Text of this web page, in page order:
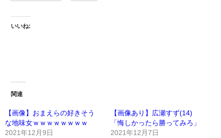
いいね:
関連
【画像】おまえらの好きそう
な地味女ｗｗｗｗｗｗｗｗ
2021年12月9日
【画像あり】広瀬すず(14)
「悔しかったら勝ってみろ」
2021年12月7日